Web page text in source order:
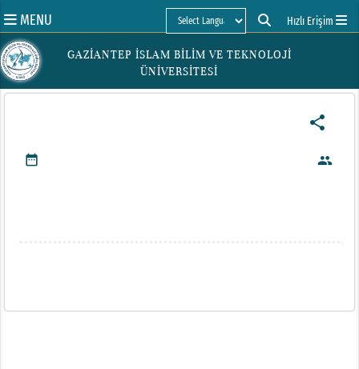
MENU
Powered by
Hızlı Erişim
GAZİANTEP İSLAM BİLİM VE TEKNOLOJİ
ÜNİVERSİTESİ
share
date_range people